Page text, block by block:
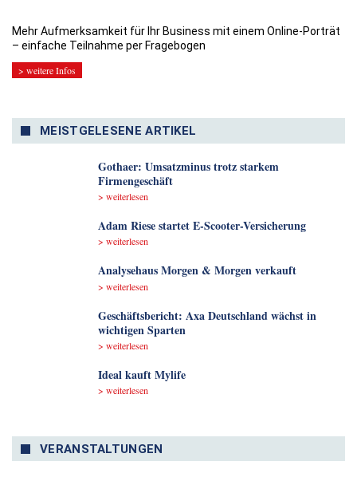
Mehr Aufmerksamkeit für Ihr Business mit einem Online-Porträt
– einfache Teilnahme per Fragebogen
> weitere Infos
MEISTGELESENE ARTIKEL
Gothaer: Umsatzminus trotz starkem
Firmengeschäft
> weiterlesen
Adam Riese startet E-Scooter-Versicherung
> weiterlesen
Analyse­haus Morgen & Morgen verkauft
> weiterlesen
Geschäftsbericht: Axa Deutschland wächst in
wichtigen Sparten
> weiterlesen
Ideal kauft Mylife
> weiterlesen
VERANSTALTUNGEN